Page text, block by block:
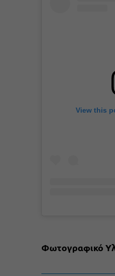
View this
Φωτογραφικό